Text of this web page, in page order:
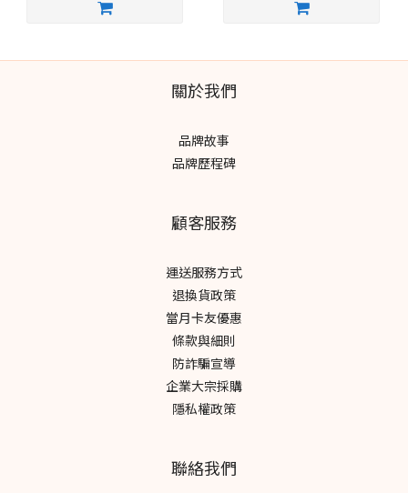
關於我們
品牌故事
品牌歷程碑
顧客服務
運送服務方式
退換貨政策
當月卡友優惠
條款與細則
防詐騙宣導
企業大宗採購
隱私權政策
聯絡我們